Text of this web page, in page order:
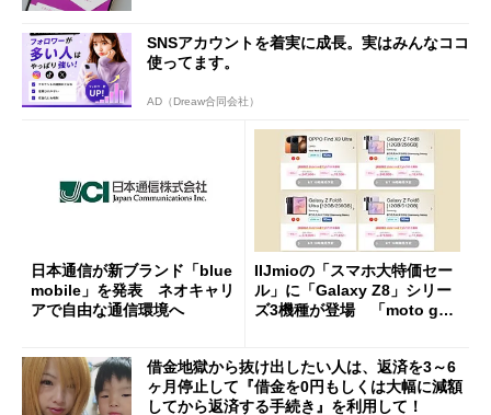
SNSアカウントを着実に成長。実はみんなココ
使ってます。
AD（Dreaw合同会社）
日本通信が新ブランド「blue
mobile」を発表 ネオキャリ
アで自由な通信環境へ
IIJmioの「スマホ大特価セー
ル」に「Galaxy Z8」シリー
ズ3機種が登場 「moto g37
借金地獄から抜け出したい人は、返済を3～6
ヶ月停止して『借金を0円もしくは大幅に減額
してから返済する手続き』を利用して！